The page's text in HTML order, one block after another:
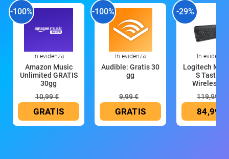
-100%
In evidenza
Amazon Music
Unlimited GRATIS
30gg
10,99 €
GRATIS
-100%
In evidenza
Audible: Gratis 30
gg
9,99 €
GRATIS
-29%
In evidenza
Logitech MX
S Tastiera
Wireless
119,99 €
84,99 €